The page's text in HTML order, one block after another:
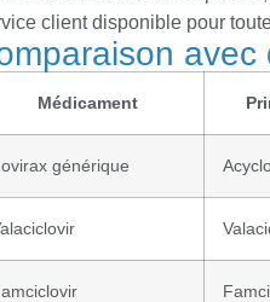
client disponible pour
avec
Médicament
générique